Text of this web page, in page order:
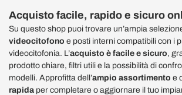
Acquisto facile, rapido e sicuro
Su questo shop puoi trovare un’ampia
videocitofono e posti interni compatibili con i
videocitofonia. L’acquisto è facile e sicuro,
prodotto chiare, filtri utili e la possibilità di
modelli. Approfitta dell’ampio assortimento e
rapida per completare o aggiornare il tuo